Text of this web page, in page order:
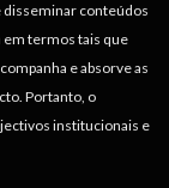
disseminar conteúdos
termos tais que
e absorve as
Portanto, o
institucionais e